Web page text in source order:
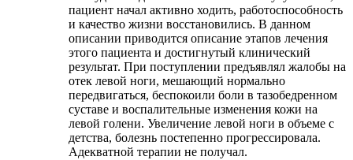
пациент начал активно ходить, работоспособность
и качество жизни восстановились. В данном
описании приводится описание этапов лечения
этого пациента и достигнутый клинический
результат. При поступлении предъявлял жалобы на
отек левой ноги, мешающий нормально
передвигаться, беспокоили боли в тазобедренном
суставе и воспалительные изменения кожи на
левой голени. Увеличение левой ноги в объеме с
детства, болезнь постепенно прогрессировала.
Адекватной терапии не получал.